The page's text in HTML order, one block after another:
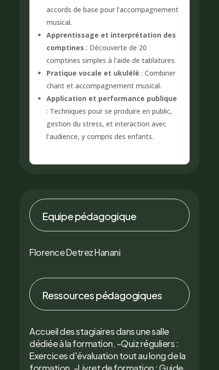
accords de base pour l’accompagnement
musical.
Apprentissage et interprétation des
comptines : Découverte de 20
comptines simples à l’aide de tablatures.
Pratique vocale et ukulélé : Combiner
chant et accompagnement musical.
Application et performance publique
: Techniques pour se produire en public,
gestion du stress, et interaction avec
l’audience, y compris des enfants.
Equipe pédagogique
Florence Detrez Hanani
Ressources pédagogiques
Accueil des stagiaires dans une salle
dédiée à la formation. -Quiz réguliers :
Exercices d'évaluation tout au long de la